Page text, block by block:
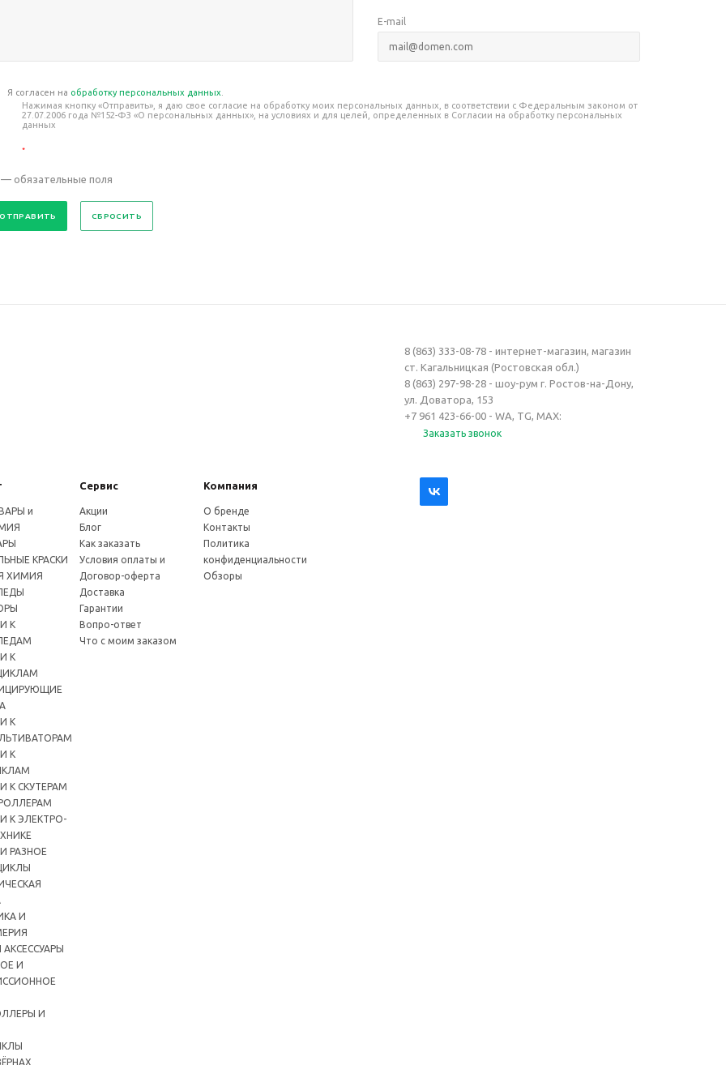
E-mail
Я согласен на обработку персональных данных
Нажимая кнопку «Отправить», я даю свое согласие на обработку моих персональных данных, в соответствии с Федеральным законом от
27.07.2006 года №152-ФЗ «О персональных данных», на условиях и для целей, определенных в Согласии на обработку персональных
данных
*
обязательные поля
СБРОСИТЬ
8 (863) 333-08-78 - интернет-магазин, магазин
ст. Кагальницкая (Ростовская обл.)
8 (863) 297-98-28 - шоу-рум г. Ростов-на-Дону,
ул. Доватора, 153
+7 961 423-66-00 - WA, TG, MAX:
Заказать звонок
Сервис Компания
и
КРАСКИ
ХИМИЯ
К
К
К
К
К СКУТЕРАМ
К ЭЛЕКТРО-
РАЗНОЕ
И
И
И
Акции
Блог
Как заказать
Условия оплаты и
Договор-оферта
Доставка
Гарантии
Вопро-ответ
Что с моим заказом
О бренде
Контакты
Политика
конфиденциальности
Обзоры